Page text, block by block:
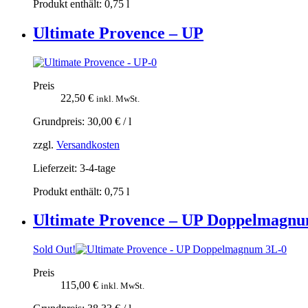
Produkt enthält: 0,75 l
Ultimate Provence – UP
Preis
22,50 € inkl. MwSt.
Grundpreis: 30,00 € /l
zzgl. Versandkosten
Lieferzeit: 3-4-tage
Produkt enthält: 0,75 l
Ultimate Provence – UP
Sold Out!
Preis
115,00 € inkl. MwSt.